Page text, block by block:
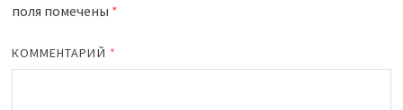
поля помечены *
КОММЕНТАРИЙ *